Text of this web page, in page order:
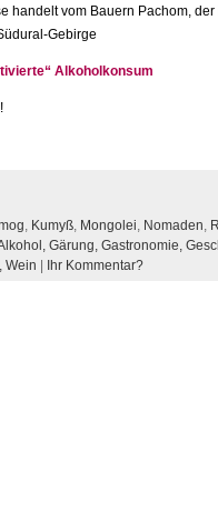
handelt vom Bauern Pachom,
Gebirge
Alkoholkonsum
Kumyß Mongolei Nomaden
Gärung, Gastronomie,
Wein | Ihr Kommentar?